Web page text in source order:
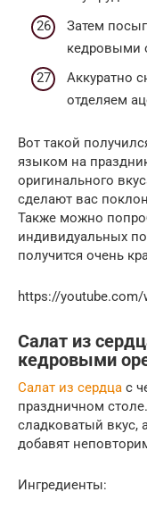
Затем
кедровыми
Аккуратно
отделяем
Вот такой
языком на
оригинального
сделают вас
Также можно
индивидуальных
получится очень
https://youtube.com/
Салат из
кедровыми
Салат из сердца с
праздничном
сладковатый вкус,
добавят
Ингредиенты: